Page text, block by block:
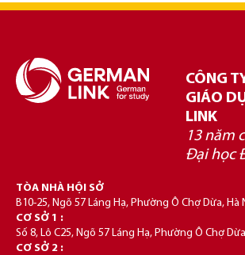
CÔNG
GIÁO
LINK
13 năm
Đại học
TÒA NHÀ HỘI SỞ
B10-25, Ngõ 57 Láng Hạ, Phường Ô Chợ Dừa, Hà
CƠ SỞ 1 :
Số 8, Lô C25, Ngõ 57 Láng Hạ, Phường Ô Chợ
CƠ SỞ 2 :